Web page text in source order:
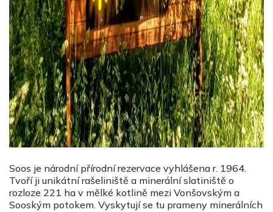
Soos je národní přírodní rezervace vyhlášena r. 1964.
Tvoří ji unikátní rašeliniště a minerální slatiniště o
rozloze 221 ha v mělké kotlině mezi Vonšovským a
Sooským potokem. Vyskytují se tu prameny minerálních